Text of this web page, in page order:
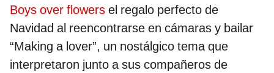
Boys over flowers el regalo perfecto de
Navidad al reencontrarse en cámaras y bailar
“Making a lover”, un nostálgico tema que
interpretaron junto a sus compañeros de